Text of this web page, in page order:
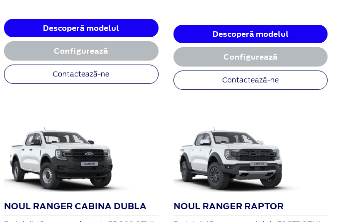
Descoperă modelul
Configurează
Contactează-ne
Descoperă modelul
Configurează
Contactează-ne
NOUL RANGER CABINA DUBLA NOUL RANGER RAPTOR